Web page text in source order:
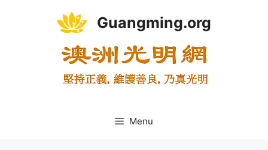
Guangming.org
Menu